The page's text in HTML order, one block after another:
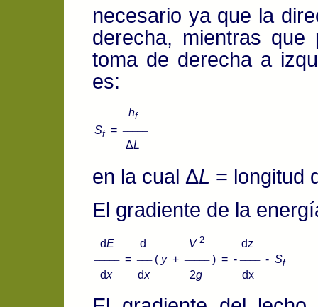
necesario ya que la
derecha, mientras
toma de derecha a
es:
hf
Sf=
ΔL
en la cual ΔL = longitud
El gradiente de la
dE d V2 dz
= ( y+ ) = - - Sf
dxdx2g dx